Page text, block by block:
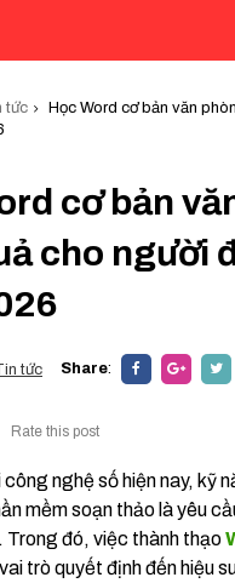
tức
Học Word cơ bản văn
cơ bản
cho người
tức Share:
Rate this post
nghệ số hiện nay, kỹ
mềm soạn thảo là yêu
Trong đó, việc thành thạo
trò quyết định đến hiệu